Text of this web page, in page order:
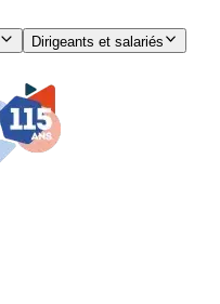
Dirigeants et salariés